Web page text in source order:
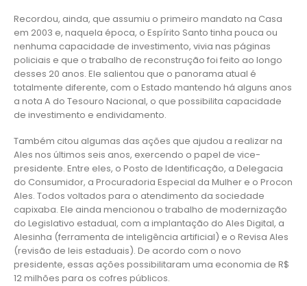
Recordou, ainda, que assumiu o primeiro mandato na Casa
em 2003 e, naquela época, o Espírito Santo tinha pouca ou
nenhuma capacidade de investimento, vivia nas páginas
policiais e que o trabalho de reconstrução foi feito ao longo
desses 20 anos. Ele salientou que o panorama atual é
totalmente diferente, com o Estado mantendo há alguns anos
a nota A do Tesouro Nacional, o que possibilita capacidade
de investimento e endividamento.
Também citou algumas das ações que ajudou a realizar na
Ales nos últimos seis anos, exercendo o papel de vice-
presidente. Entre eles, o Posto de Identificação, a Delegacia
do Consumidor, a Procuradoria Especial da Mulher e o Procon
Ales. Todos voltados para o atendimento da sociedade
capixaba. Ele ainda mencionou o trabalho de modernização
do Legislativo estadual, com a implantação do Ales Digital, a
Alesinha (ferramenta de inteligência artificial) e o Revisa Ales
(revisão de leis estaduais). De acordo com o novo
presidente, essas ações possibilitaram uma economia de R$
12 milhões para os cofres públicos.